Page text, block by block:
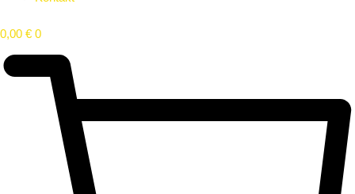
0,00 € 0